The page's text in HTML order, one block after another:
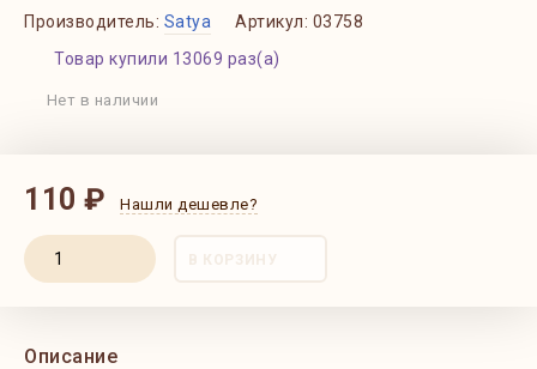
Производитель: Satya Артикул: 03758
Товар купили 13069 раз(а)
Нет в наличии
110 ₽ Нашли дешевле?
В КОРЗИНУ
Описание